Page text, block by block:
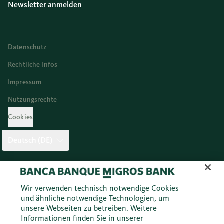
Newsletter anmelden
Datenschutz
Rechtliche Infos
Impressum
Nutzungsrechte
Cookies
Twitter Facebook Blog Instagram Youtube
© 2026 Migros Bank AG
Wir verwenden technisch notwendige Cookies
und ähnliche notwendige Technologien, um
unsere Webseiten zu betreiben. Weitere
Informationen finden Sie in unserer